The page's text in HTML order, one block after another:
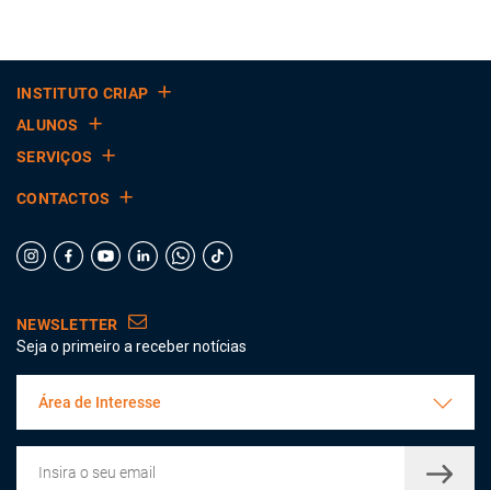
INSTITUTO CRIAP
ALUNOS
SERVIÇOS
CONTACTOS
NEWSLETTER
Seja o primeiro a receber notícias
Área de Interesse